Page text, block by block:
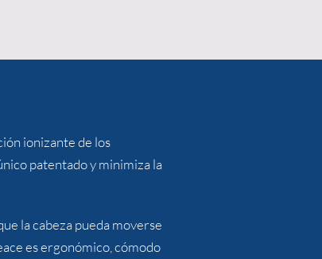
ionizante de los
patentado y minimiza la
la cabeza pueda moverse
es ergonómico, cómodo